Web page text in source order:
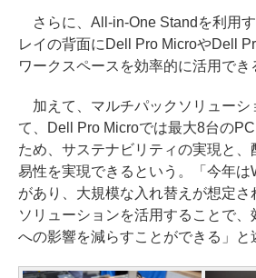
さらに、All-in-One Standを利用
レイの背面にDell Pro MicroやDell
ワークスペースを効率的に活用でき
加えて、マルチパックソリューシ
て、Dell Pro Microでは最大8台の
ため、サステナビリティの実現と、
易性を実現できるという。「今年は
があり、大規模な入れ替えが想定さ
ソリューションを活用することで
への影響を減らすことができる」と